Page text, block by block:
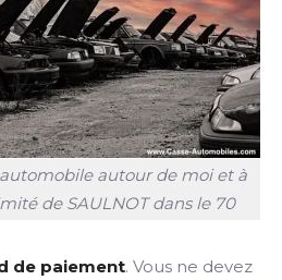
automobile autour de moi et à
de SAULNOT dans le 70
de paiement. Vous ne devez